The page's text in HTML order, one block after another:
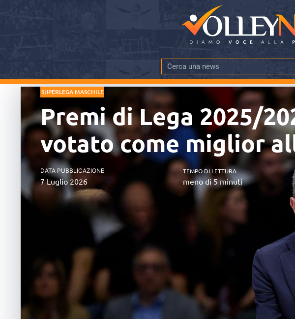
SUPERLEGA MASCHILE
Premi di Lega 2025/
votato come miglior
DATA PUBBLICAZIONE
7 Luglio 2026
TEMPO DI LETTURA
meno di 5 minuti